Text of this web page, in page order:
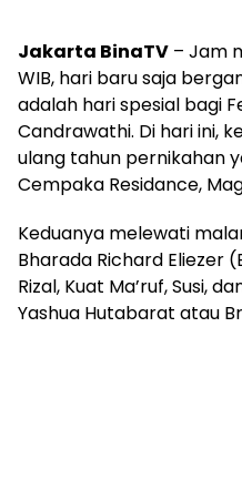
Jakarta BinaTV – Jam
WIB, hari baru saja
adalah hari spesial bagi
Candrawathi. Di hari ini,
ulang tahun pernikahan
Cempaka Residance,
Keduanya melewati
Bharada Richard Eliezer
Rizal, Kuat Ma’ruf, Susi,
Yashua Hutabarat atau